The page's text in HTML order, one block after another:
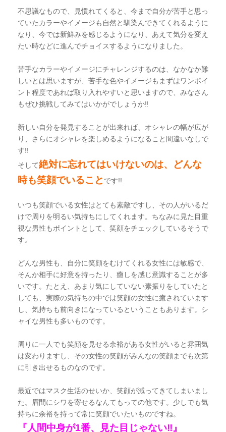
不思議なもので、見慣れてくると、今まで自分が苦手と思っ
ていたカラーやイメージも自然と馴染んできてくれるように
なり、今では新鮮みを感じるようになり、あえて気分を変え
たい時などに進んでチョイスするようになりました。
苦手なカラーやイメージにチャレンジするのは、なかなか難
しいとは思いますが、苦手な色やイメージもまずはワンポイ
ント程度であれば取り入れやすいと思いますので、みなさん
もぜひ挑戦してみてはいかがでしょうか‼︎
新しい自分を発見することが出来れば、オシャレの幅が広が
り、さらにオシャレを楽しめるようになること間違いなしで
す‼︎
そして絶対に忘れてはいけないのは、どんな
時も笑顔でいること です!!
いつも笑顔でいる女性はとても素敵ですし、その人がいるだ
けで周りを明るい気持ちにしてくれます。ちなみに見た目重
視な男性もポイントとして、笑顔をチェックしているそうで
す。
どんな男性も、自分に笑顔をむけてくれる女性には敏感で、
そんか相手に好意を持ったり、癒しを感じ意識することが多
いです。たとえ、あまり気にしていない素振りをしていたと
しても、実際の気持ちの中では笑顔の女性に癒されています
し、気持ちも前向きになっているということもあります。シ
ャイな男性も多いものです。
周りに一人でも笑顔を見せる余裕がある女性がいると雰囲気
は変わりますし、その女性の笑顔がみんなの笑顔までも次第
に引き出せるものなのです。
最近ではマスク生活のせいか、笑顔が減ってきてしまいまし
た。眉間にシワを寄せるなんてもっての他です。少しでも気
持ちに余裕を持って常に笑顔でいたいものですね。
『人間中身が1番、見た目じゃない‼︎』